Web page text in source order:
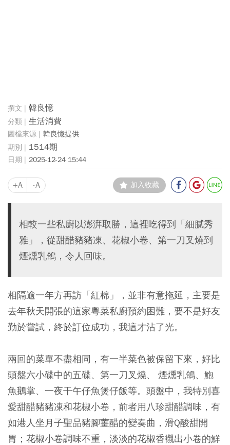
韓良憶
生活消費
韓良憶提供
1514期
2025-12-24 15:44
+A -A 加入收藏
相較一些私廚以澎湃取勝，這裡吃得到「細膩秀
雅」，從甜醋豬豬凍、花椒小卷、第一刀叉燒到
煙燻乳鴿，令人回味。
相隔逾一年方再訪「紅棉」，並非有意拖延，主要是
去年秋天開張的這家粵菜私廚預約困難，要不是好友
勤於嘗試，終於訂位成功，我這才沾了光。
兩回的菜單不盡相同，有一半菜色被保留下來，好比
頭盤六小碟中的五碟、第一刀叉燒、 煙燻乳鴿、鮑
魚鵝掌、一夜干午仔魚煲仔飯等。頭盤中，我特別喜
愛甜醋豬豬凍和花椒小卷，前者用八珍甜醋調味，有
如港人坐月子聖品豬腳薑醋的變奏曲，滑Q酸甜開
胃；花椒小卷調味不重，淡淡的花椒香襯出小卷的鮮